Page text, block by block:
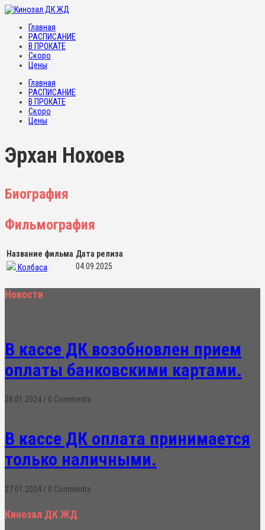
Главная
РАСПИСАНИЕ
В ПРОКАТЕ
Скоро
Цены
Главная
РАСПИСАНИЕ
В ПРОКАТЕ
Скоро
Цены
Эрхан Нохоев
Биография
Фильмография
Название фильма Дата релиза
Колбаса
04.09.2025
Новости
В кассе ДК возобновлен прием
оплаты банковскими картами.
28.01.2024 / 0 Comments
В кассе ДК оплата принимается
только наличными.
27.01.2024 / 0 Comments
Кинозал ДК ЖД